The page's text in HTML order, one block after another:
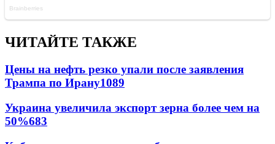
ЧИТАЙТЕ ТАКЖЕ
Цены на нефть резко упали после заявления
Трампа по Ирану1089
Украина увеличила экспорт зерна более чем на
50%683